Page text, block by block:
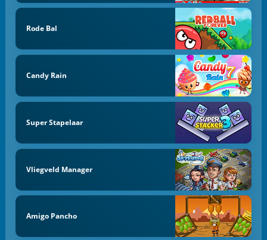
Rode Bal
Candy Rain
Super Stapelaar
Vliegveld Manager
Amigo Pancho